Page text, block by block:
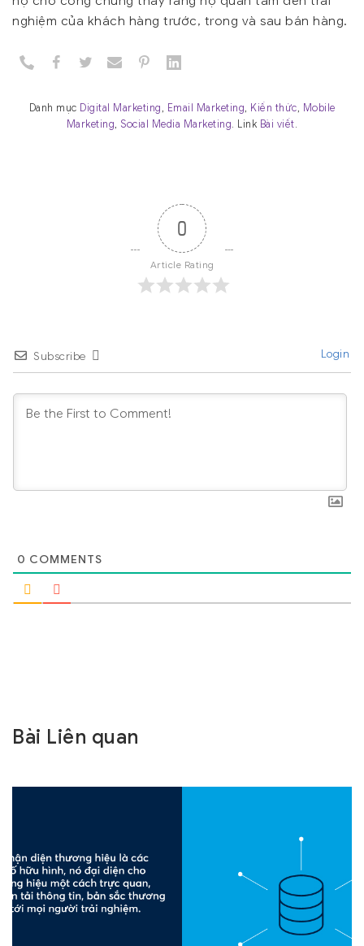
nghiệm của khách hàng trước, trong và sau bán hàng.
Danh mục Digital Marketing, Email Marketing, Kiến thức, Mobile
Marketing, Social Media Marketing. Link Bài viết.
0
Article Rating
Subscribe Login
0 COMMENTS
Bài Liên quan